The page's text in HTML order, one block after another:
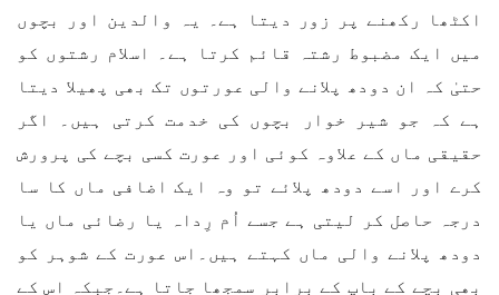
اکٹھا رکھنے پر زور دیتا ہے۔ یہ والدین اور بچوں
میں ایک مضبوط رشتہ قائم کرتا ہے۔ اسلام رشتوں کو
حتیٰ کہ ان دودھ پلانے والی عورتوں تک بھی پھیلا دیتا
ہے کہ جو شیر خوار بچوں کی خدمت کرتی ہیں۔ اگر
حقیقی ماں کے علاوہ کوئی اور عورت کسی بچے کی پرورش
کرے اور اسے دودھ پلائے تو وہ ایک اضافی ماں کا سا
درجہ حاصل کر لیتی ہے جسے اُم رِداہ یا رضائی ماں یا
دودھ پلانے والی ماں کہتے ہیں۔اس عورت کے شوہر کو
بھی بچے کے باپ کے برابر سمجھا جاتا ہے۔جبکہ اس کے